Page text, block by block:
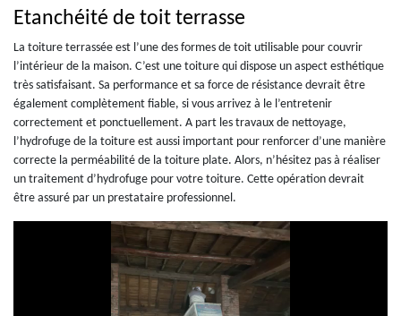
Etanchéité de toit terrasse
La toiture terrassée est l’une des formes de toit utilisable pour couvrir
l’intérieur de la maison. C’est une toiture qui dispose un aspect esthétique
très satisfaisant. Sa performance et sa force de résistance devrait être
également complètement fiable, si vous arrivez à le l’entretenir
correctement et ponctuellement. A part les travaux de nettoyage,
l’hydrofuge de la toiture est aussi important pour renforcer d’une manière
correcte la perméabilité de la toiture plate. Alors, n’hésitez pas à réaliser
un traitement d’hydrofuge pour votre toiture. Cette opération devrait
être assuré par un prestataire professionnel.